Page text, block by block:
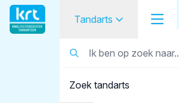
Tandarts
Student
Zoek tandarts
Tandarts
Zhou Hu, P.